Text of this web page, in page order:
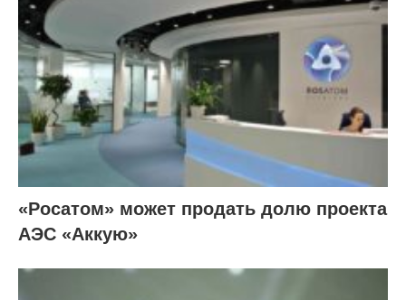
«Росатом» может продать долю проекта
АЭС «Аккую»